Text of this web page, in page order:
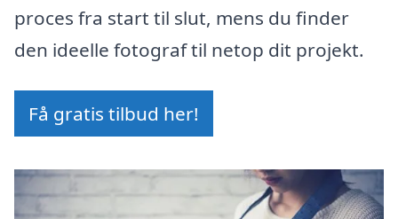
proces fra start til slut, mens du finder
den ideelle fotograf til netop dit projekt.
Få gratis tilbud her!